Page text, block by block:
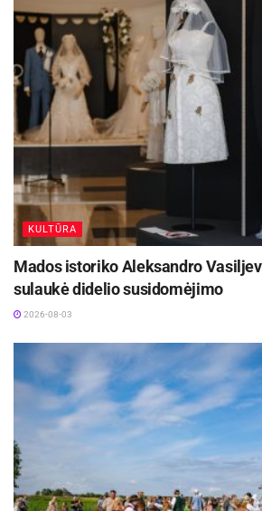
KULTŪRA
Mados istoriko Aleksandro
sulaukė didelio susidomėjimo
2026-08-03